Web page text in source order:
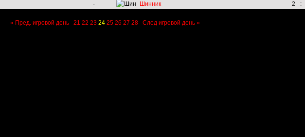
- Шинник 2 :
« Пред. игровой день 21 22 2324 25 26 27 28 След игровой день »